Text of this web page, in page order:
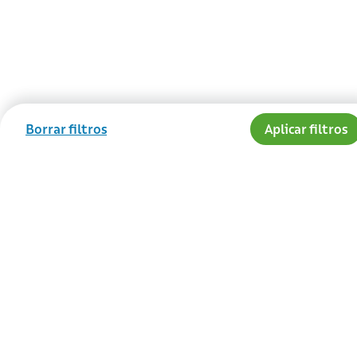
Borrar filtros Aplicar filtros